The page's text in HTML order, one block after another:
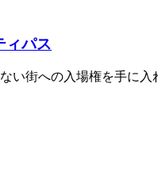
ィパス
い街への入場権を手に入